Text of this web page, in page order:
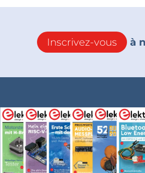
Inscrivez-vous à